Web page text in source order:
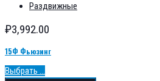
Раздвижные
₽3,992.00
15Ф Фьюзинг
Выбрать ...